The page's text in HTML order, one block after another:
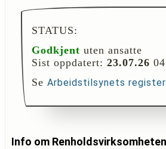
STATUS:
Godkjent uten ansatte
Sist oppdatert: 23.07.26
Se Arbeidstilsynets register
Info om Renholdsvirksomheten